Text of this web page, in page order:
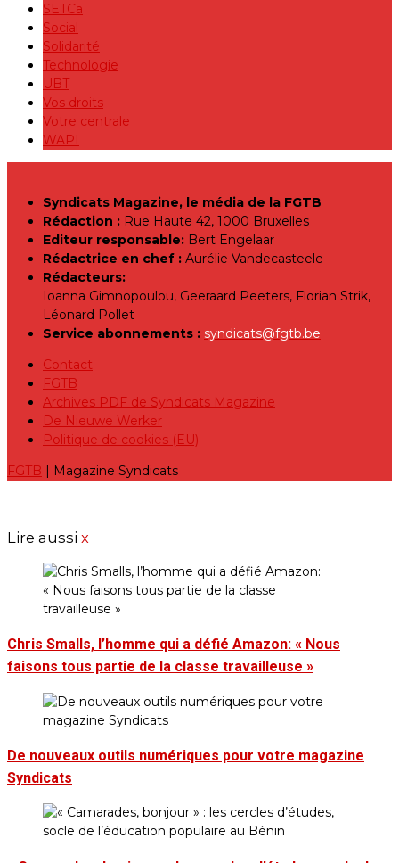
SETCa
Social
Solidarité
Technologie
UBT
Vos droits
Votre centrale
WAPI
Syndicats Magazine, le média de la FGTB
Rédaction : Rue Haute 42, 1000 Bruxelles
Editeur responsable: Bert Engelaar
Rédactrice en chef : Aurélie Vandecasteele
Rédacteurs:
Ioanna Gimnopoulou, Geeraard Peeters, Florian Strik,
Léonard Pollet
Service abonnements : syndicats@fgtb.be
Contact
FGTB
Archives PDF de Syndicats Magazine
De Nieuwe Werker
Politique de cookies (EU)
FGTB | Magazine Syndicats
Lire aussi x
Chris Smalls, l’homme qui a défié Amazon: « Nous
faisons tous partie de la classe travailleuse »
De nouveaux outils numériques pour votre magazine
Syndicats